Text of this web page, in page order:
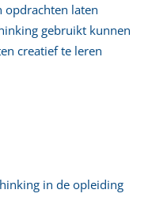
opdrachten laten
gebruikt kunnen
creatief te leren
in de opleiding